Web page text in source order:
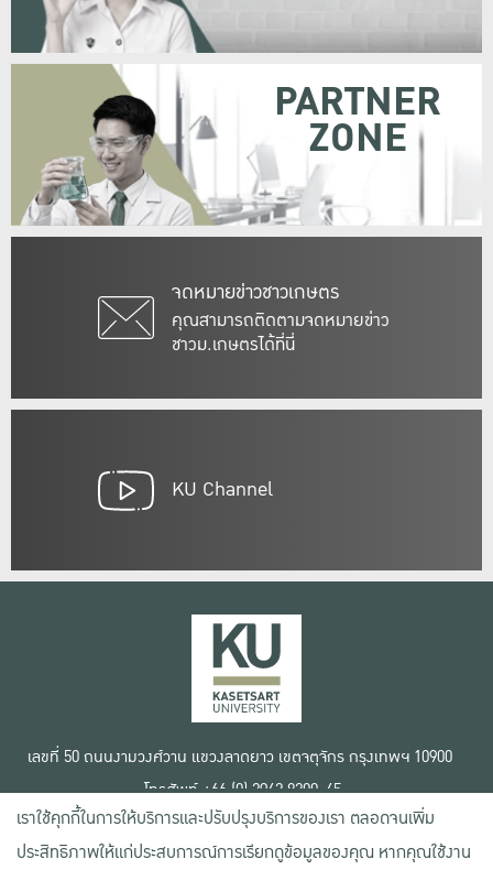
จดหมายข่าวชาวเกษตร
คุณสามารถติดตามจดหมายข่าว
ชาวม.เกษตรได้ที่นี่
PARTNER
ZONE
KU Channel
เลขที่ 50 ถนนงามวงศ์วาน แขวงลาดยาว เขตจตุจักร กรุงเทพฯ 10900
โทรศัพท์ +66 (0) 2942 8200-45
เงื่อนไขการใช้งานเว็บไซต์
ข้อตกลงด้านสิทธิ์ใช้งาน
เราใช้คุกกี้ในการให้บริการและปรับปรุงบริการของเรา ตลอดจนเพิ่ม
ประสิทธิภาพให้แก่ประสบการณ์การเรียกดูข้อมูลของคุณ หากคุณใช้งาน